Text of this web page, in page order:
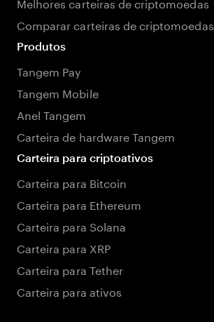
Comparar carteiras de criptomoedas
Produtos
Tangem Pay
Tangem Mobile
Anel Tangem
Carteira de hardware Tangem
Carteira para criptoativos
Carteira para Bitcoin
Carteira para Ethereum
Carteira para Solana
Carteira para XRP
Carteira para Tether
Carteira para ativos